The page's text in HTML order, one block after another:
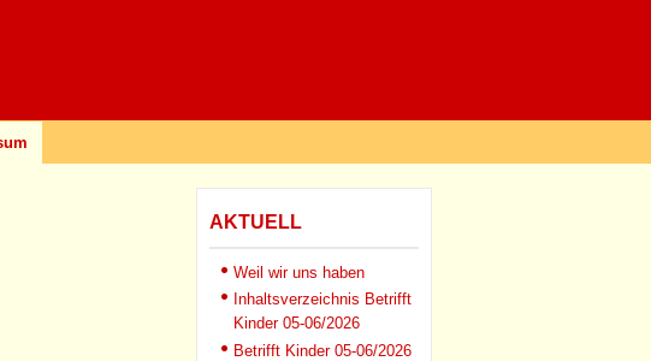
AKTUELL
Weil wir uns haben
Inhaltsverzeichnis Betrifft
Kinder 05-06/2026
Betrifft Kinder 05-06/2026